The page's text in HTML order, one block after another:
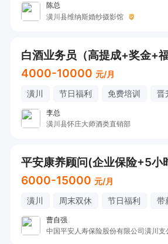
陈总
潢川县维纳斯婚纱摄影馆
白酒业务员（高提成+奖金+
4000-10000 元/月
潢川 节日福利 免费培训 晋
李总
潢川县怀庄大师酒类直销部
平安康养顾问(企业保险+5小
6000-15000 元/月
潢川 周末双休 节日福利 带
曹自强
中国平安人寿保险股份有限公司潢川支